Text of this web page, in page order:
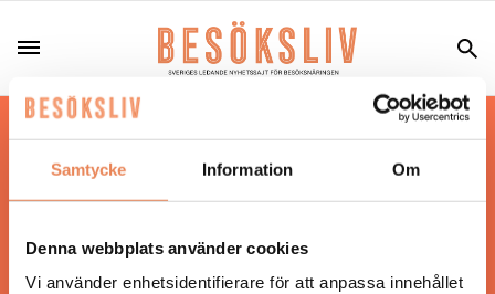
Samtycke Information Om
Denna webbplats använder cookies
Vi använder enhetsidentifierare för att anpassa innehållet
Hos oss läser du landets mest uppdaterade
nyheter och snackisar inom besöksnäringen.
Besöksliv i sin tryckta form är ett affärsmagasin
Tidningen ges ut avVisita